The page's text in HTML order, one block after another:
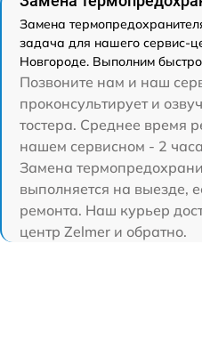
Замена
задача для нашего сервис-
Новгороде. Выполним
Позвоните нам и наш
проконсультирует и
тостера. Среднее время
нашем сервисном - 2
Замена
выполняется на выезде,
ремонта. Наш курьер
центр Zelmer и обратно.